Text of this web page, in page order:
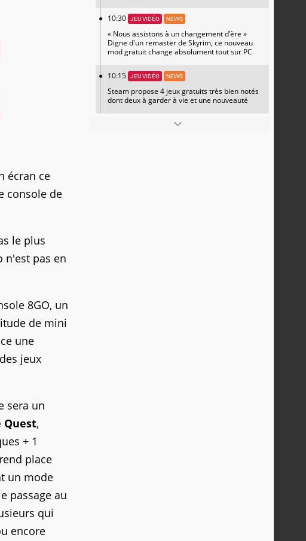
écran ce
console de
le plus
n'est pas en
8GO, un
de mini
une
jeux
sera un
Quest,
+ 1
place
un mode
passage au
qui
encore
10:30 JEU VIDÉO NEWS
« Nous assistons à un changement d’ère »
Digne d'un remaster de Skyrim, ce nouveau
mod gratuit change absolument tout sur PC
10:15 JEU VIDÉO NEWS
Steam propose 4 jeux gratuits très bien notés
dont deux à garder à vie et une nouveauté